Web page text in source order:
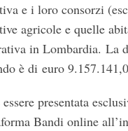
e i loro consorzi
agricole e quelle
in Lombardia. La
è di euro
presentata
Bandi online